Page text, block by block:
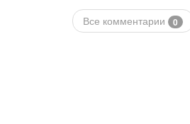
Все комментарии 0